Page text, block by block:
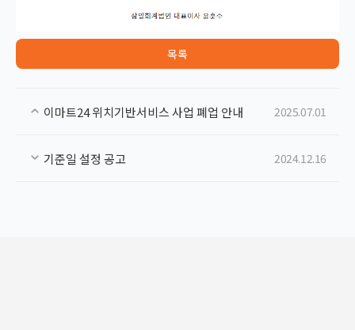
목록
이마트24 위치기반서비스 사업 폐업 안내 2025.07.01
기준일 설정 공고 2024.12.16